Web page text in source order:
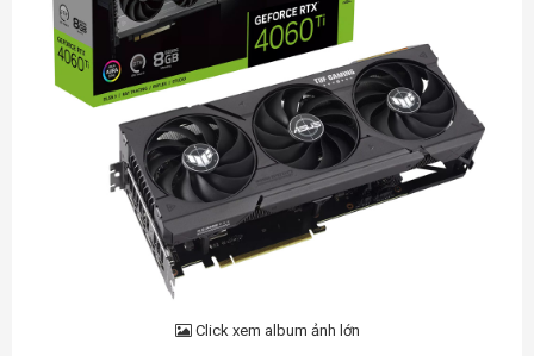
Click xem album ảnh lớn